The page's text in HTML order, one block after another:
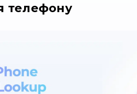
телефону